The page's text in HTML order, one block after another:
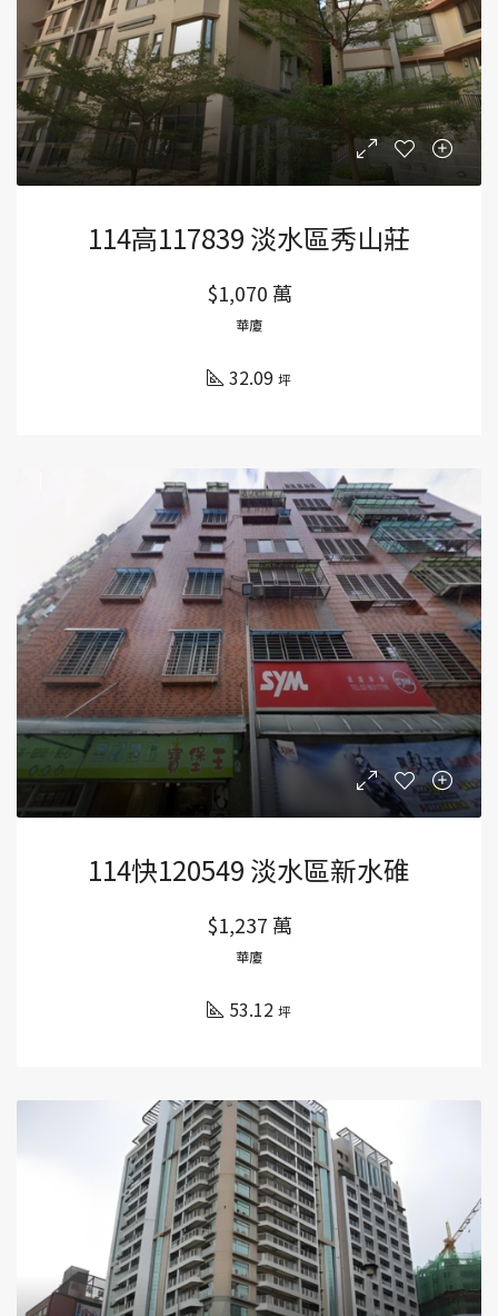
114高117839 淡水區秀山莊
$1,070 萬
華廈
32.09 坪
114快120549 淡水區新水碓
$1,237 萬
華廈
53.12 坪